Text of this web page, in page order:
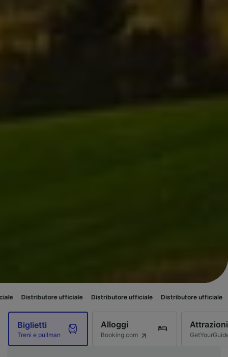
ufficiale Distributore ufficiale Distributore ufficiale
Biglietti
Treni e pullman
Alloggi
Booking.com
Attrazioni